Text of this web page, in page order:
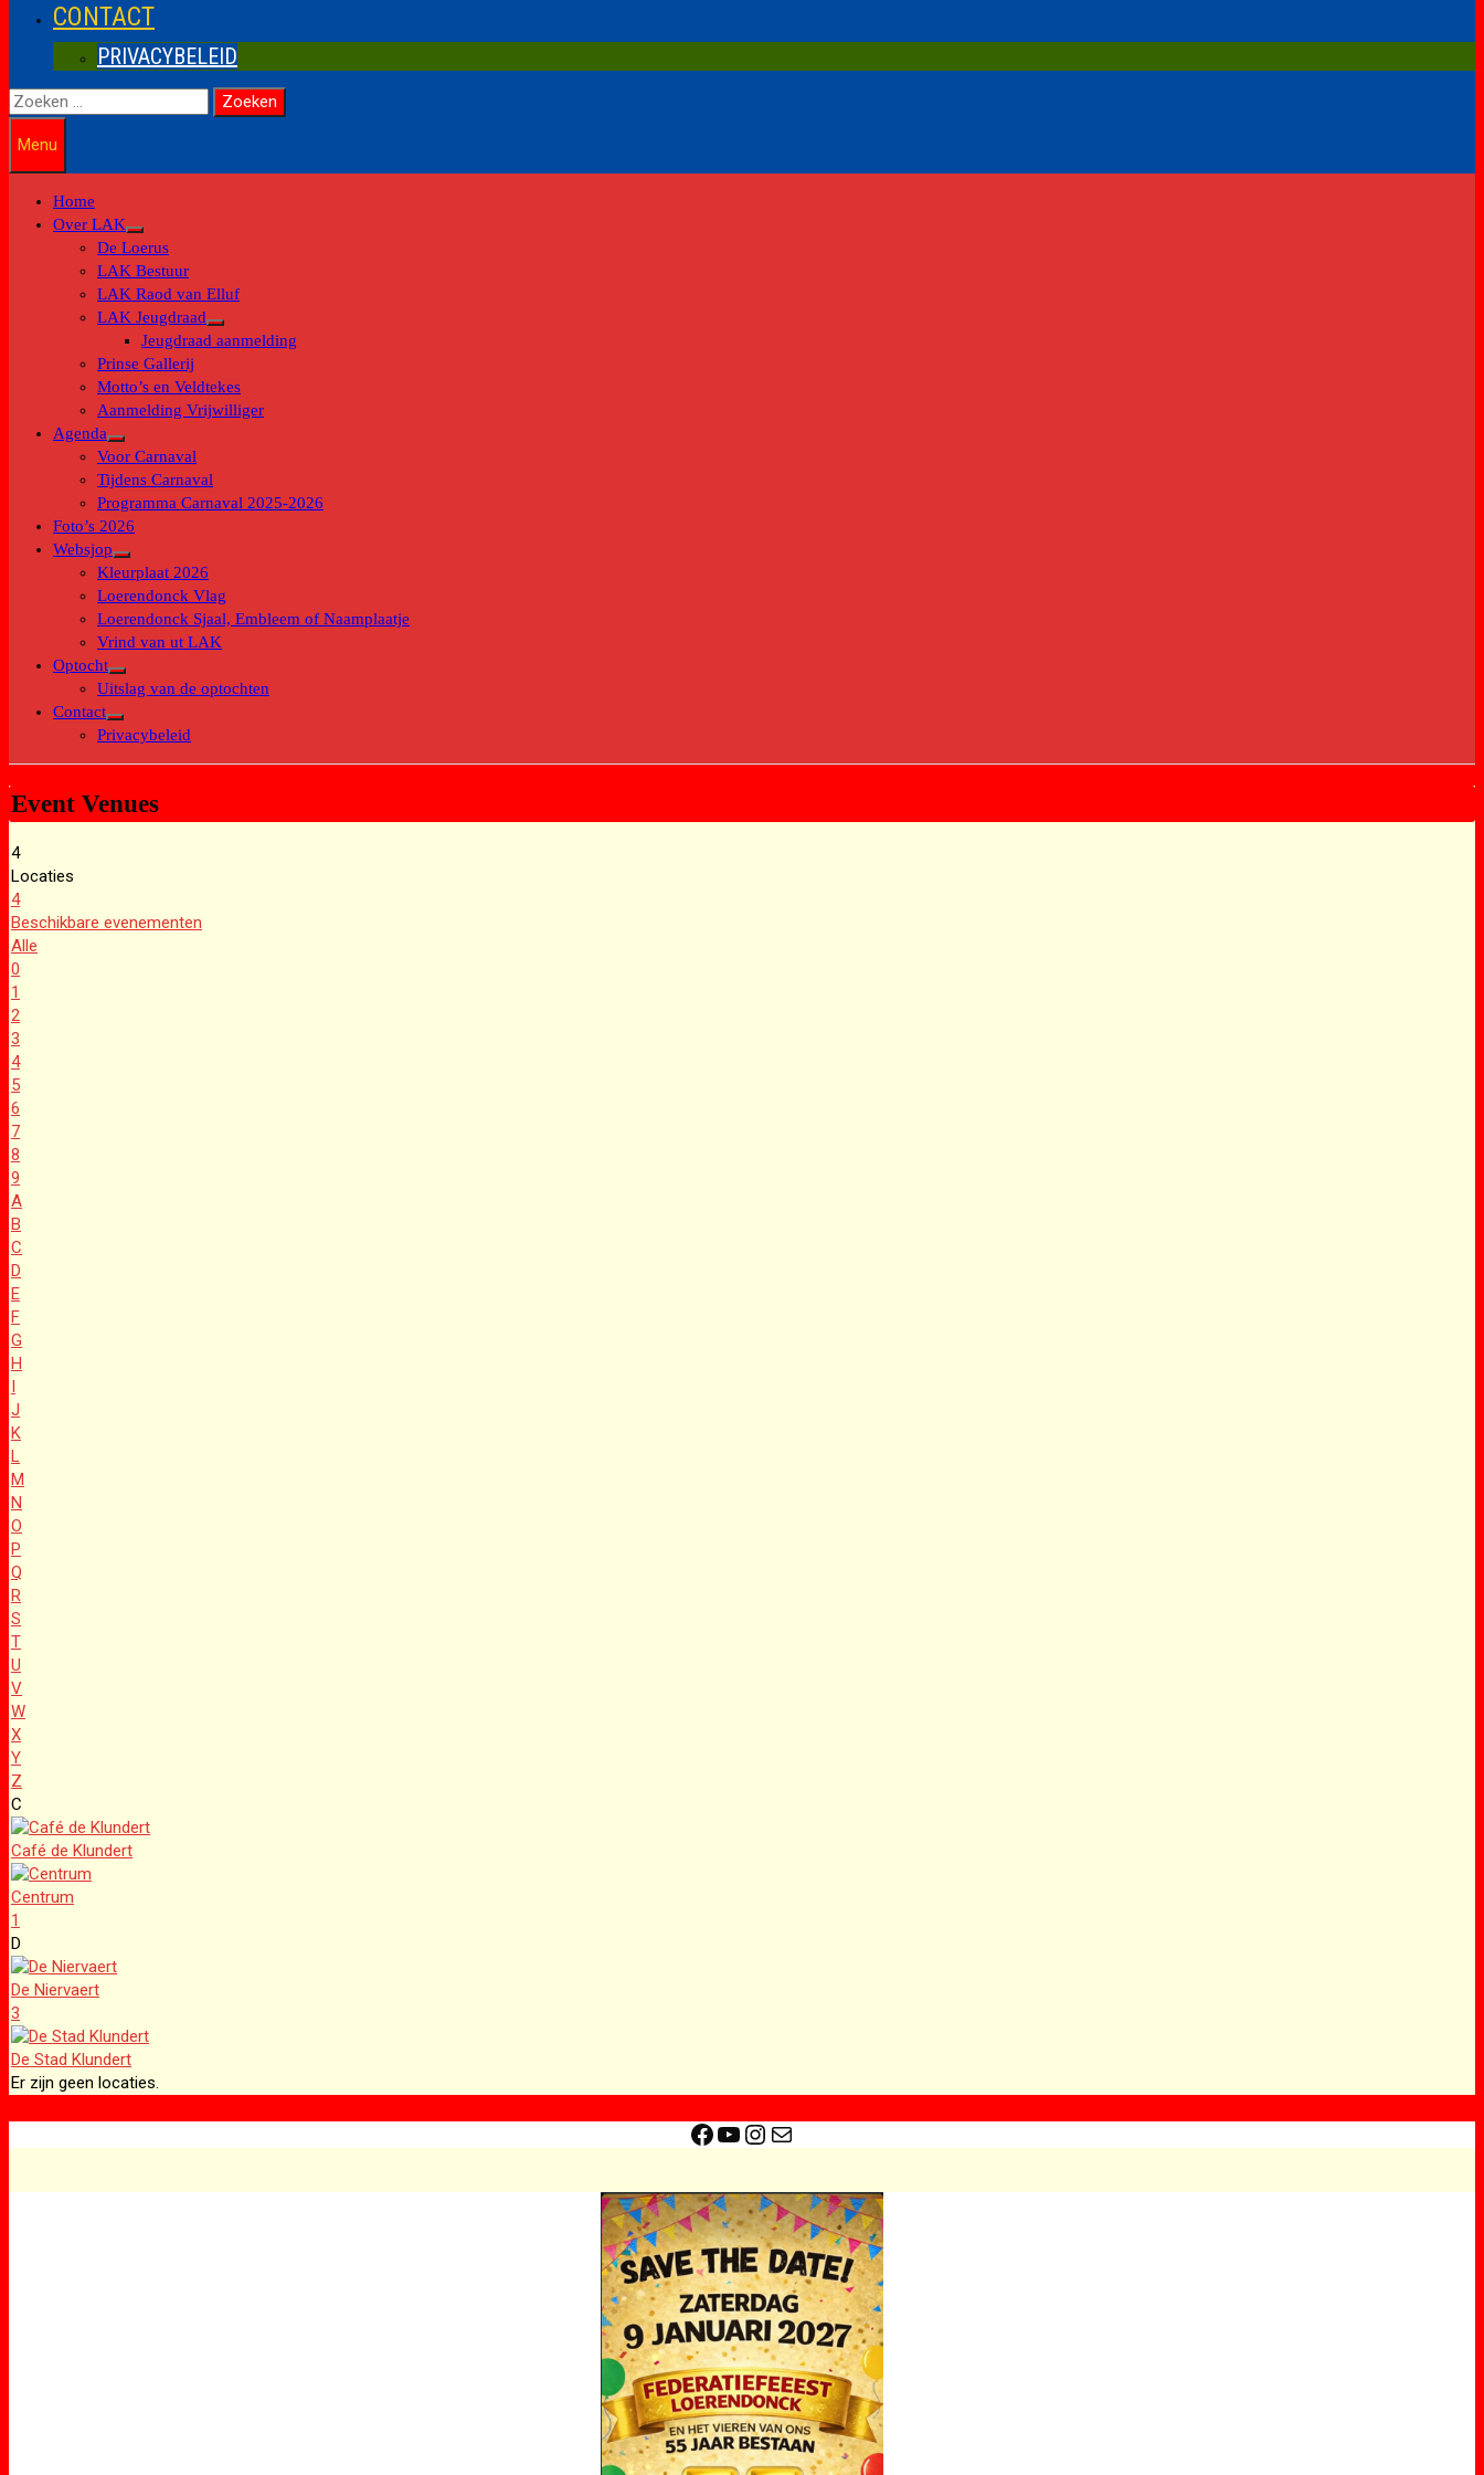
CONTACT
PRIVACYBELEID
Zoeken
naar:
Menu
Home
Over LAK
Toon
submenu
De Loerus
LAK Bestuur
LAK Raod van Elluf
LAK Jeugdraad
Toon
Jeugdraad aanmelding
Prinse Gallerij
Motto’s en Veldtekes
Aanmelding Vrijwilliger
Agenda
Toon
submenu
Voor Carnaval
Tijdens Carnaval
Programma Carnaval 2025-2026
Foto’s 2026
Websjop
Toon
submenu
Kleurplaat 2026
Loerendonck Vlag
Loerendonck Sjaal, Embleem of Naamplaatje
Vrind van ut LAK
Optocht
Toon
submenu
Uitslag van de optochten
Contact
Toon
submenu
Privacybeleid
Event Venues
4
Locaties
4
Beschikbare evenementen
Alle
0
1
2
3
4
5
6
7
8
9
A
B
C
D
E
F
G
H
J
K
L
M
N
O
P
Q
R
S
T
U
V
W
X
Y
Z
C
Café de Klundert
Centrum
1
D
De Niervaert
3
De Stad Klundert
Er zijn geen locaties.
Facebook
YouTube
Instagram
E-mail